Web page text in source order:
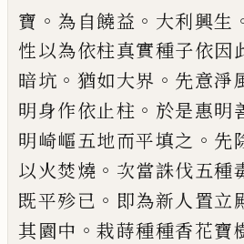
寶 。 為自饒益 。 大利興生
性以為依柱真實種子依因
暗坑 。 猶如大界 。 先意淨
明身作依止柱 。 於是惠明
明崎嶇五地而平填之 。 先
以火焚燒 。 次當誅伐五種
既平殄已 。 即為新人置立
其園中 。栽蒔種種香花寶